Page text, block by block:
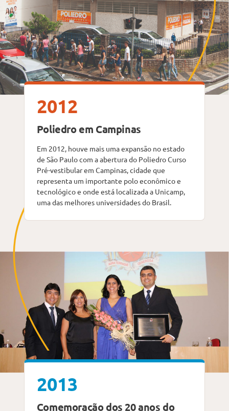
2012
Poliedro em Campinas
Em 2012, houve mais uma expansão no estado
de São Paulo com a abertura do Poliedro Curso
Pré-vestibular em Campinas, cidade que
representa um importante polo econômico e
tecnológico e onde está localizada a Unicamp,
uma das melhores universidades do Brasil.
2013
Comemoração dos 20 anos do